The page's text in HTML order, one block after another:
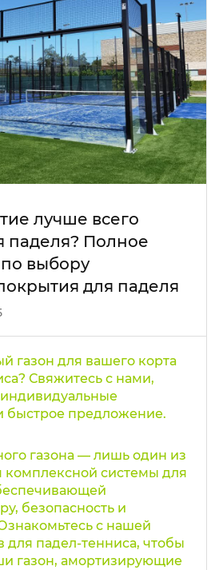
лучше всего
паделя? Полное
выбору
для паделя
газона — лишь один из
комплексной системы для
безопасность и
с нашей
для падел-тенниса, чтобы
газон, амортизирующие
газон для вашего корта
Свяжитесь с нами,
быстрое предложение.